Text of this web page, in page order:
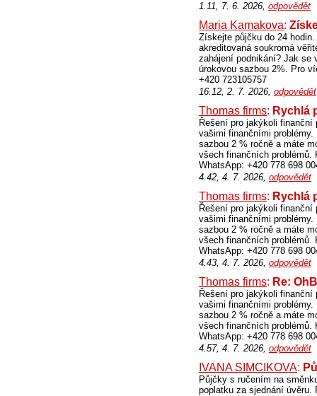
1.11, 7. 6. 2026, odpovědět
Maria Kamakova:
Získejte půjčku do 24
akreditovaná soukromá
zahájení podnikání? Jak se
úrokovou sazbou 2%. Pro
+420 723105757
16.12, 2. 7. 2026, odpovědět
Thomas firms: Rychlá
Řešení pro jakýkoli finanční
vašimi finančními
sazbou 2 % ročně a máte
všech finančních problémů.
WhatsApp: +420 778 698
4.42, 4. 7. 2026, odpovědět
Thomas firms: Rychlá
Řešení pro jakýkoli finanční
vašimi finančními
sazbou 2 % ročně a máte
všech finančních problémů.
WhatsApp: +420 778 698
4.43, 4. 7. 2026, odpovědět
Thomas firms: Re:
Řešení pro jakýkoli finanční
vašimi finančními
sazbou 2 % ročně a máte
všech finančních problémů.
WhatsApp: +420 778 698
4.57, 4. 7. 2026, odpovědět
IVANA SIMCIKOVA:
Půjčky s ručením na
poplatku za sjednání úvěru.